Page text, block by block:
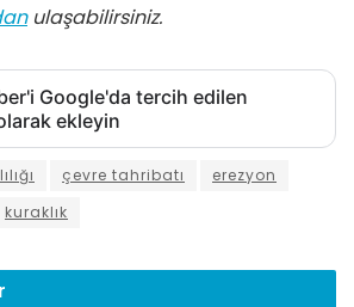
ulaşabilirsiniz.
Google'da tercih edilen
ekleyin
çevre tahribatı
erezyon
kuraklık